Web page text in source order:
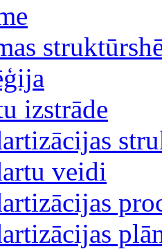
izstrāde
veidi